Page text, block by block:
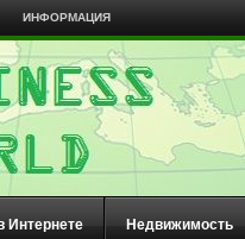
ИНФОРМАЦИЯ
Интернете Недвижимость